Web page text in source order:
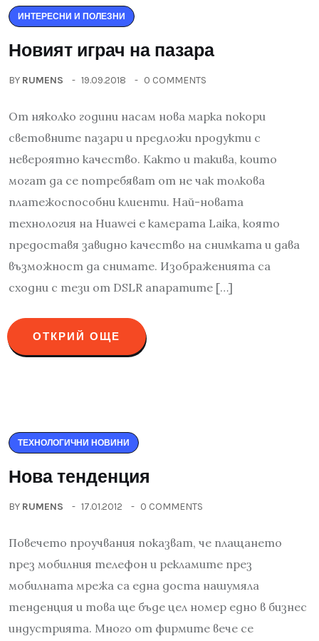
ИНТЕРЕСНИ И ПОЛЕЗНИ
Новият играч на пазара
BY RUMENS 19.09.2018 0 COMMENTS
От няколко години насам нова марка покори
световните пазари и предложи продукти с
невероятно качество. Както и такива, които
могат да се потребяват от не чак толкова
платежоспособни клиенти. Най-новата
технология на Huawei е камерата Laika, която
предоставя завидно качество на снимката и дава
възможност да снимате. Изображенията са
сходни с тези от DSLR апаратите […]
ОТКРИЙ ОЩЕ
ТЕХНОЛОГИЧНИ НОВИНИ
Нова тенденция
BY RUMENS 17.01.2012 0 COMMENTS
Повечето проучвания показват, че плащането
през мобилния телефон и рекламите през
мобилната мрежа са една доста нашумяла
тенденция и това ще бъде цел номер едно в бизнес
индустрията. Много от фирмите вече се